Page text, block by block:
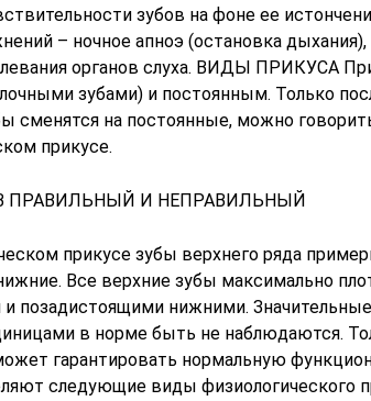
зубов на фоне ее
– ночное апноэ (остановка
органов слуха. ВИДЫ ПРИКУСА
зубами) и постоянным. Только
сменятся на постоянные, можно
прикусе.
ПРАВИЛЬНЫЙ И НЕПРАВИЛЬНЫЙ
прикусе зубы верхнего ряда
Все верхние зубы максимально
позадистоящими нижними.
в норме быть не наблюдаются.
гарантировать нормальную
следующие виды физиологического